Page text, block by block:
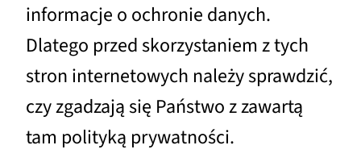
informacje o ochronie danych.
Dlatego przed skorzystaniem z tych
stron internetowych należy sprawdzić,
czy zgadzają się Państwo z zawartą
tam polityką prywatności.